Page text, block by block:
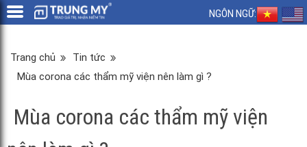
NGÔN NGỮ:
Trang chủ
Tin tức
Mùa corona các thẩm mỹ viện nên làm gì ?
Mùa corona các thẩm mỹ viện